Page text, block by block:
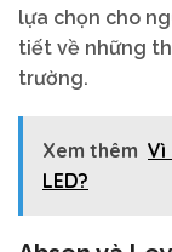
lựa chọn cho
tiết về những
trường.
Xem thêm Vì
LED?